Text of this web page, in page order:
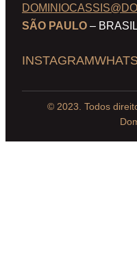
SÃO PAULO – BRASIL
INSTAGRAM
© 2023. Todos